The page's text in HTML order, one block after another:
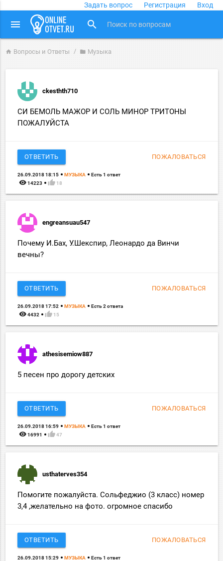
Задать вопрос Регистрация Вход
menu search
home Вопросы и Ответы folder Музыка
ckesthth710
СИ БЕМОЛЬ МАЖОР И СОЛЬ МИНОР ТРИТОНЫ
ПОЖАЛУЙСТА
ОТВЕТИТЬ ПОЖАЛОВАТЬСЯ
26.09.2018 18:15 МУЗЫКА Есть 1 ответ
remove_red_eye 14223 thumb_up 18
engreansuau547
Почему И.Бах, У.Шекспир, Леонардо да Винчи
вечны?
ОТВЕТИТЬ ПОЖАЛОВАТЬСЯ
26.09.2018 17:52 МУЗЫКА Есть 2 ответа
remove_red_eye 4432 thumb_up 15
athesisemiow887
5 песен про дорогу детских
ОТВЕТИТЬ ПОЖАЛОВАТЬСЯ
26.09.2018 16:59 МУЗЫКА Есть 1 ответ
remove_red_eye 16991 thumb_up 47
usthaterves354
Помогите пожалуйста. Сольфеджио (3 класс) номер
3,4 ,желательно на фото. огромное спасибо
ОТВЕТИТЬ ПОЖАЛОВАТЬСЯ
26.09.2018 15:29 МУЗЫКА Есть 1 ответ